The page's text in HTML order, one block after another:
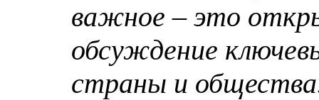
важное – это
обсуждение
страны и